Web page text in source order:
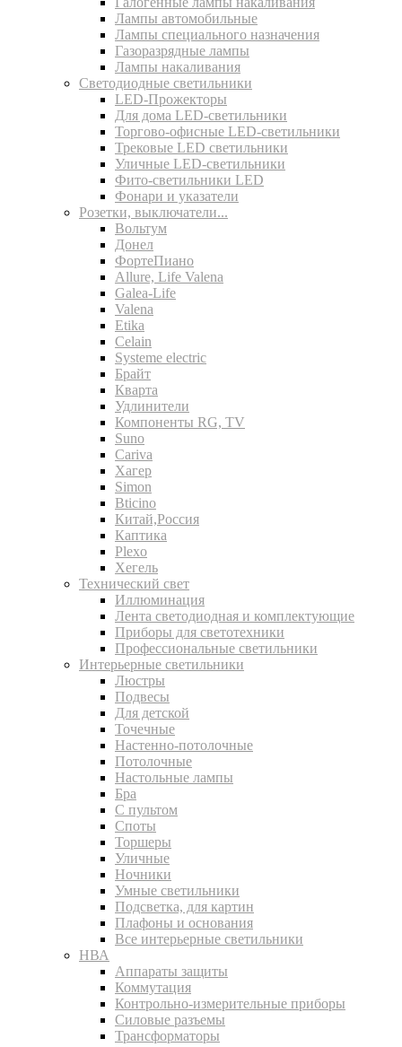
Лампы автомобильные
Лампы специального назначения
Газоразрядные лампы
Лампы накаливания
Светодиодные светильники
LED-Прожекторы
Для дома LED-светильники
Торгово-офисные LED-светильники
Трековые LED светильники
Уличные LED-светильники
Фито-светильники LED
Фонари и указатели
Розетки, выключатели...
Вольтум
Донел
ФортеПиано
Allure, Life Valena
Galea-Life
Valena
Etika
Celain
Systeme electric
Брайт
Кварта
Удлинители
Компоненты RG, TV
Suno
Cariva
Хагер
Simon
Bticino
Китай,Россия
Каптика
Plexo
Хегель
Технический свет
Иллюминация
Лента светодиодная и комплектующие
Приборы для светотехники
Профессиональные светильники
Интерьерные светильники
Люстры
Подвесы
Для детской
Точечные
Настенно-потолочные
Потолочные
Настольные лампы
Бра
С пультом
Споты
Торшеры
Уличные
Ночники
Умные светильники
Подсветка, для картин
Плафоны и основания
Все интерьерные светильники
НВА
Аппараты защиты
Коммутация
Контрольно-измерительные приборы
Силовые разъемы
Трансформаторы